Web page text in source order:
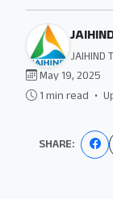
JAIHIND
May 19, 2025
1 min read •
SHARE: